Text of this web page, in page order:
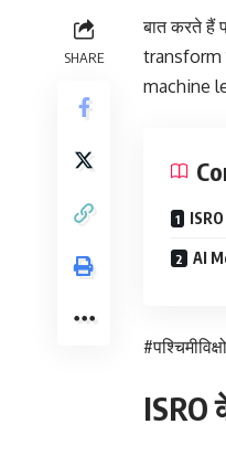
SHARE
बात करते हैं
transform
machine
AI